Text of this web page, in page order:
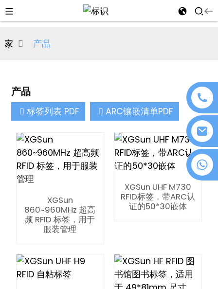
+86 18076372139
家 产品
产品
标签列表 PDF ARC镶嵌清单PDF
XGSun
860~960MHz 超高
频 RFID 标签，用于
服装管理
XGSun UHF M730
RFID标签，带ARC认
证的50*30嵌体